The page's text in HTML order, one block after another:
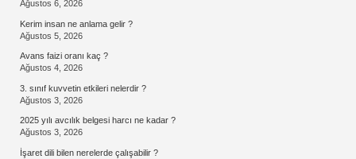
Ağustos 6, 2026
Kerim insan ne anlama gelir ?
Ağustos 5, 2026
Avans faizi oranı kaç ?
Ağustos 4, 2026
3. sınıf kuvvetin etkileri nelerdir ?
Ağustos 3, 2026
2025 yılı avcılık belgesi harcı ne kadar ?
Ağustos 3, 2026
İşaret dili bilen nerelerde çalışabilir ?